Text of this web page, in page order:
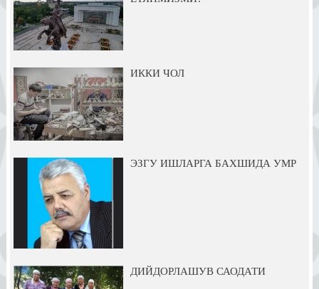
ИККИ ЧОЛ
ЭЗГУ ИШЛАРГА БАХШИДА УМР
ДИЙДОРЛАШУВ САОДАТИ